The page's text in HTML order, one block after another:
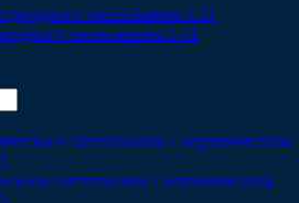
светильника 1-11
светильника с керамическим